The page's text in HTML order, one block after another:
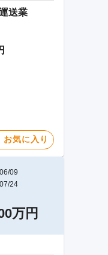
送業
お気に入り
09
24
万円